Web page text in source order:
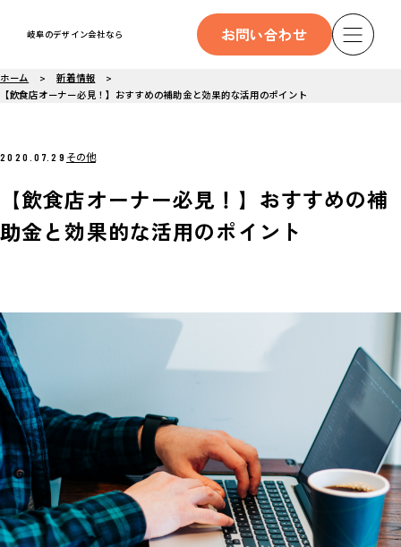
岐阜のデザイン会社なら お問い合わせ
ホーム
新着情報
【飲食店オーナー必見！】おすすめの補助金と効果的な活用のポイント
2020.07.29 その他
【飲食店オーナー必見！】おすすめの補
助金と効果的な活用のポイント